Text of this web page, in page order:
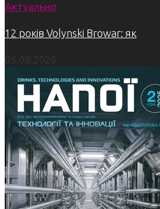
Актуально
12 років Volynski Browar: як